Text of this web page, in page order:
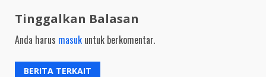
Tinggalkan Balasan
Anda harus masuk untuk berkomentar.
BERITA TERKAIT